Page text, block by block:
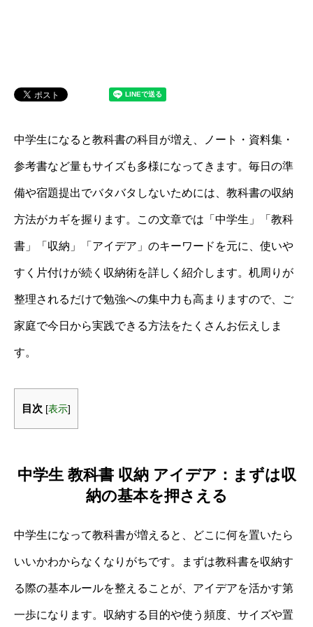
中学生になると教科書の科目が増え、ノート・資料集・
参考書など量もサイズも多様になってきます。毎日の準
備や宿題提出でバタバタしないためには、教科書の収納
方法がカギを握ります。この文章では「中学生」「教科
書」「収納」「アイデア」のキーワードを元に、使いや
すく片付けが続く収納術を詳しく紹介します。机周りが
整理されるだけで勉強への集中力も高まりますので、ご
家庭で今日から実践できる方法をたくさんお伝えしま
す。
目次 [表示]
中学生 教科書 収納 アイデア：まずは収
納の基本を押さえる
中学生になって教科書が増えると、どこに何を置いたら
いいかわからなくなりがちです。まずは教科書を収納す
る際の基本ルールを整えることが、アイデアを活かす第
一歩になります。収納する目的や使う頻度、サイズや置